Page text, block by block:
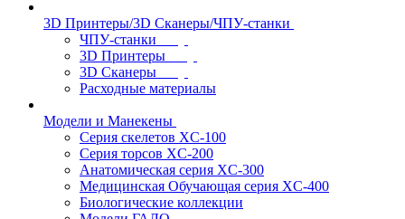
3D Принтеры/3D Сканеры/ЧПУ-станки
ЧПУ-станки
3D Принтеры
3D Сканеры
Расходные материалы
Модели и Манекены
Серия скелетов XC-100
Серия торсов XC-200
Анатомическая серия XC-300
Медицинская Обучающая серия XC-400
Биологические коллекции